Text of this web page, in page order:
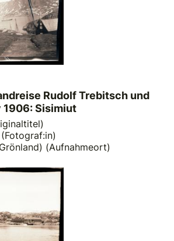
Rudolf Trebitsch und
1906: Sisimiut
(Aufnahmeort)